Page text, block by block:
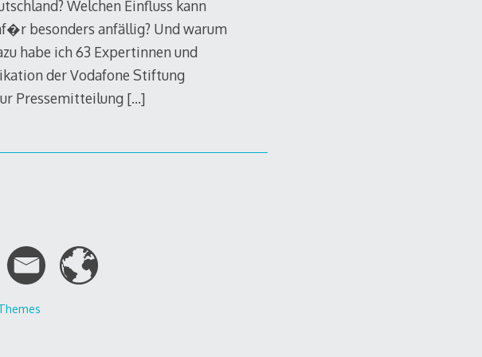
Welchen Einfluss kann
besonders anfällig? Und warum
habe ich 63 Expertinnen und
der Vodafone Stiftung
Pressemitteilung […]